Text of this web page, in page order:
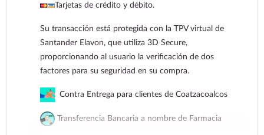
Para esta forma de pago el cliente deberá enviar
Tarjetas de crédito y débito.
Su transacción está protegida con la TPV virtual de
Santander Elavon, que utiliza 3D Secure,
proporcionando al usuario la verificación de dos
factores para su seguridad en su compra.
Contra Entrega para clientes de Coatzacoalcos
Transferencia Bancaria a nombre de Farmacia